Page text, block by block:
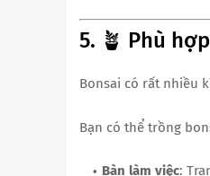
5. 🪴 Phù
Bonsai có rất nhiều
Bạn có thể trồng
Bàn làm việc: